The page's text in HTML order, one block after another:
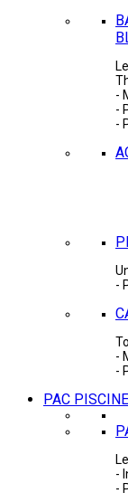
-
-
-
-
-
-
PAC PISCINE
-
-